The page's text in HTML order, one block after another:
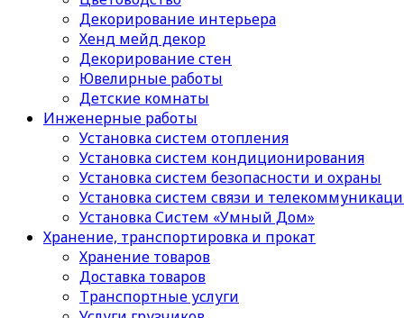
Декорирование интерьера
Хенд мейд декор
Декорирование стен
Ювелирные работы
Детские комнаты
Инженерные работы
Установка систем отопления
Установка систем кондиционирования
Установка систем безопасности и охраны
Установка систем связи и
Установка Систем «Умный Дом»
Хранение, транспортировка и прокат
Хранение товаров
Доставка товаров
Транспортные услуги